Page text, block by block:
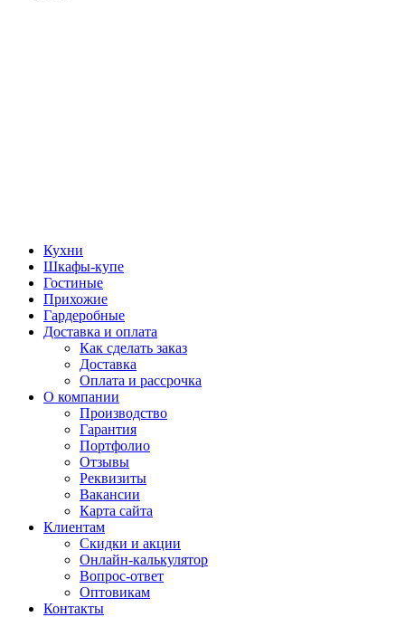
Кухни
Шкафы-купе
Гостиные
Прихожие
Гардеробные
Доставка и оплата
Как сделать заказ
Доставка
Оплата и рассрочка
О компании
Производство
Гарантия
Портфолио
Отзывы
Реквизиты
Вакансии
Карта сайта
Клиентам
Скидки и акции
Онлайн-калькулятор
Вопрос-ответ
Оптовикам
Контакты